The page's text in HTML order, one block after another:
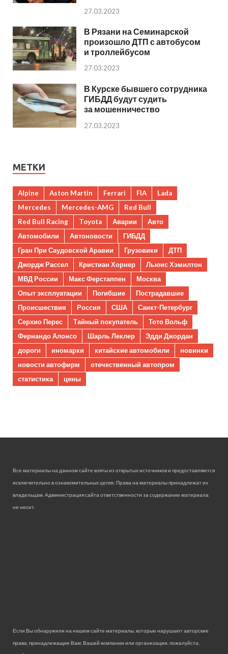
27.03.2023
В Рязани на Семинарской
произошло ДТП с автобусом
и троллейбусом
27.03.2023
В Курске бывшего сотрудника
ГИБДД будут судить
за мошенничество
27.03.2023
МЕТКИ
Alpine Aston Martin Ferrari FIA
Lada
Mercedes
Mercedes-AMG
Red Bull
Red Bull Racing
Toyota Аварии
Авто
Автомобили
Автоновости
ГИБДД
Гран При Саудовской Аравии
Грузовики
ДТП
Джордж Рассел
Кристиан Хорнер
Льюис Хэмилтон
МВД России
Макс Ферстаппен
Москва
Опыт эксплуатации
Погибшие
Пострадавшие
Происшествия
Россия США
Санкт-Петербург
Серхио Перес
Тайный покупатель
Тото Вольф
Фернандо Алонсо
Шарль Леклер
Эдди Джордан
дороги
иномарки китайские автомобили
новинки
новости автофирм
отечественный автопром
статистика
цены
Все материалы на данном сайте взяты из открытых источников и предоставляются
исключительно в ознакомительных целях. Права на материалы принадлежат их
владельцам. Администрация сайта ответственности за содержание материала
не несет.
Если Вы обнаружили на нашем сайте материалы, которые нарушают авторские
права, принадлежащие Вам, Вашей компании или организации, пожалуйста,